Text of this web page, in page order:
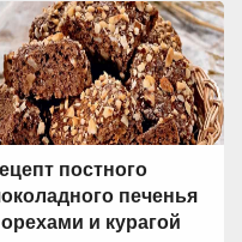
постного
печенья
и курагой